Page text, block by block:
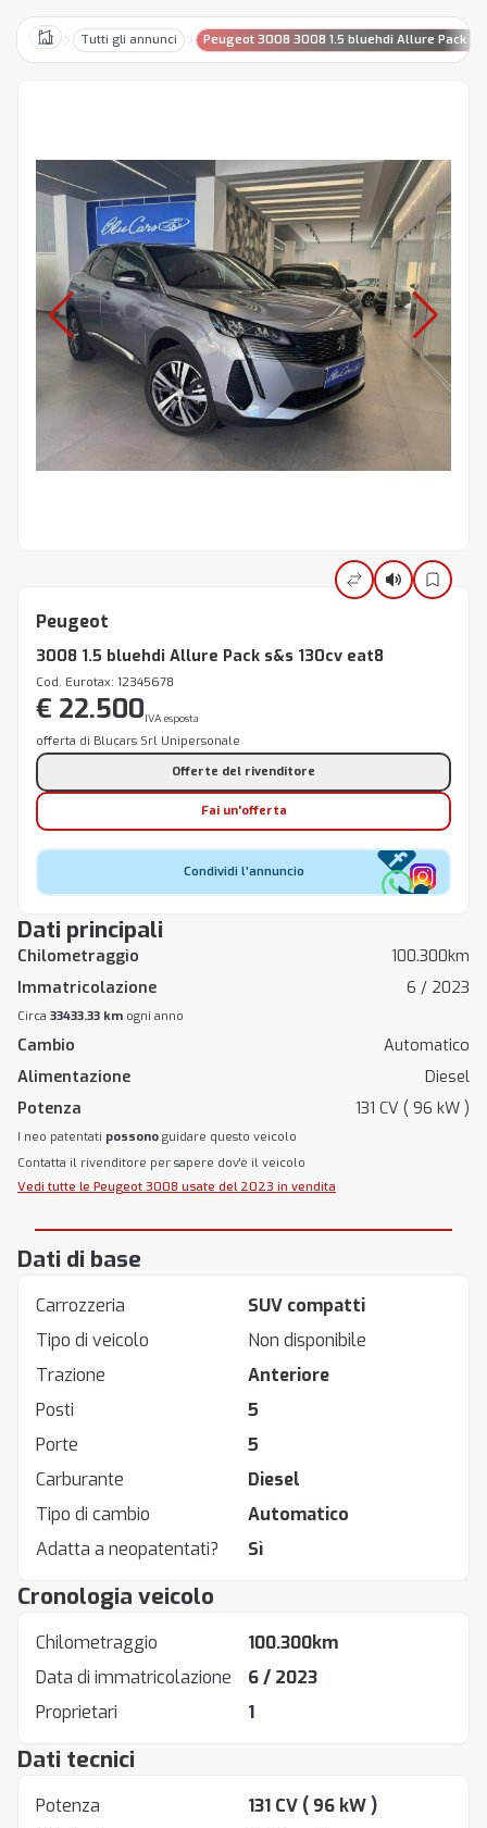
HomeTutti gli annunci Peugeot 3008 3008 1.5 bluehdi Allure Pack
Dati principali
Chilometraggio
100.300km
Immatricolazione
6 / 2023
Circa 33433.33 km ogni anno
Cambio
Automatico
Alimentazione
Diesel
Potenza
131 CV ( 96 kW )
I neo patentati possono guidare questo veicolo
Contatta il rivenditore per sapere dov'è il veicolo
Vedi tutte le Peugeot 3008 usate del 2023 in vendita
Peugeot
3008 1.5 bluehdi Allure Pack s&s 130cv eat8
Cod. Eurotax: 12345678
€ 22.500IVA esposta
offerta di Blucars Srl Unipersonale
Offerte del rivenditore
Fai un'offerta
Condividi l'annuncio
Dati di base
Carrozzeria
SUV compatti
Tipo di veicolo
Non disponibile
Trazione
Anteriore
Posti
5
Porte
5
Carburante
Diesel
Tipo di cambio
Automatico
Adatta a neopatentati?
Sì
Cronologia veicolo
Chilometraggio
100.300km
Data di immatricolazione
6 / 2023
Proprietari
1
Dati tecnici
Potenza 131 CV ( 96 kW )